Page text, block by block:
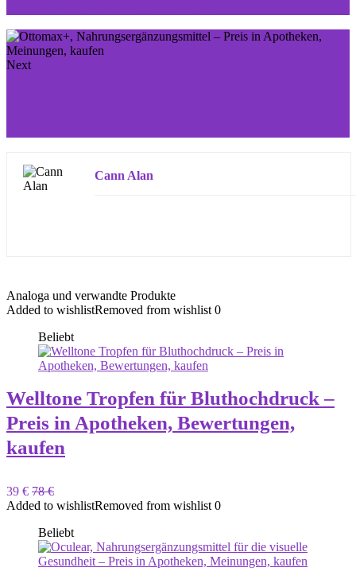
Next
Cann Alan
Analoga und verwandte Produkte
Added to wishlistRemoved from wishlist 0
Beliebt
Welltone Tropfen für Bluthochdruck –
Preis in Apotheken, Bewertungen,
kaufen
39 € 78 €
Added to wishlistRemoved from wishlist 0
Beliebt